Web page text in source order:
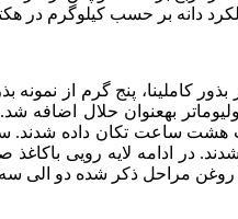
دانه بر حسب کیلوگرم در
کاملینا، پنج گرم از نمونه
آن 25 میلی­لیتر پترولیوم­اتر به­عنوان
در ادامه لایه رویی
مراحل ذکر شده دو الی سه